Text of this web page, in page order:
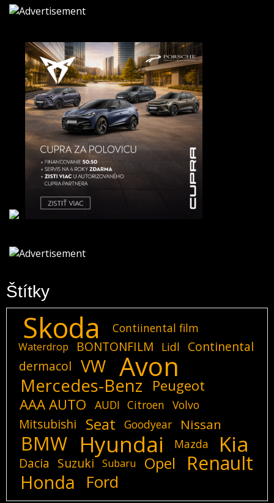
Štítky
Skoda Contiinental film
Waterdrop BONTONFILM Lidl
Continental
dermacol
VW Avon
Mercedes-Benz
Peugeot
AAA AUTO
AUDI Citroen Volvo
Mitsubishi Seat Goodyear Nissan
BMW Hyundai Mazda Kia
Dacia Suzuki Subaru Opel Renault
Honda Ford